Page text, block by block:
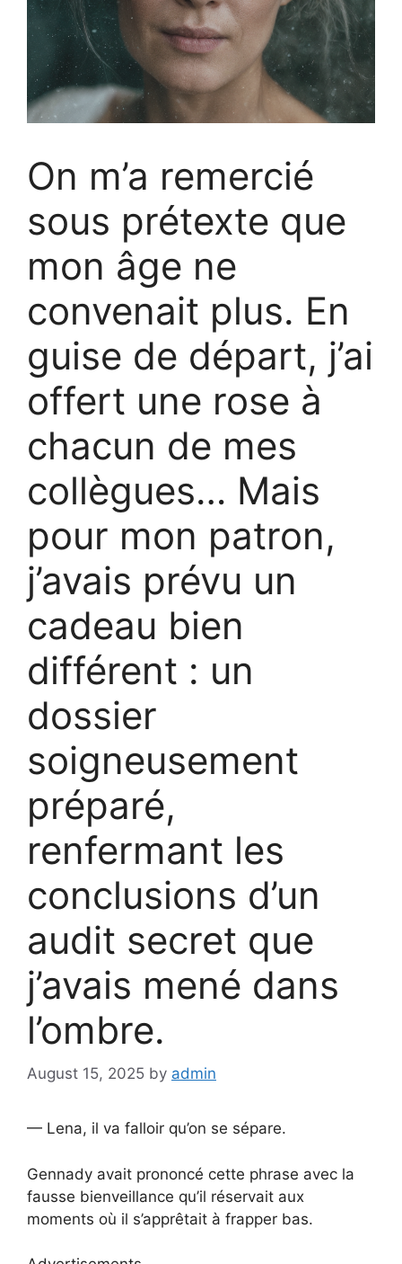
On m’a remercié
sous prétexte que
mon âge ne
convenait plus. En
guise de départ, j’ai
offert une rose à
chacun de mes
collègues… Mais
pour mon patron,
j’avais prévu un
cadeau bien
différent : un
dossier
soigneusement
préparé,
renfermant les
conclusions d’un
audit secret que
j’avais mené dans
l’ombre.
August 15, 2025 by admin
— Lena, il va falloir qu’on se sépare.
Gennady avait prononcé cette phrase avec la
fausse bienveillance qu’il réservait aux
moments où il s’apprêtait à frapper bas.